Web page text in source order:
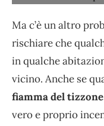
Ma c’è un altro
rischiare che
in qualche
vicino. Anche se
fiamma del tizzone
vero e proprio